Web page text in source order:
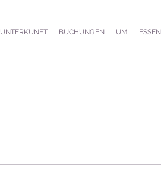
UNTERKUNFT BUCHUNGEN UM ESSEN